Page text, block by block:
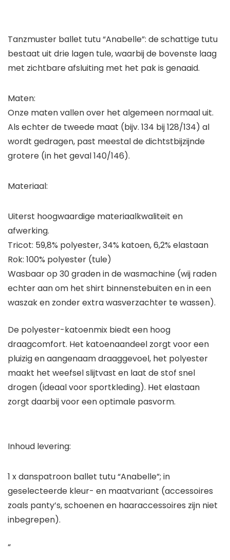
Tanzmuster ballet tutu “Anabelle”: de schattige tutu
bestaat uit drie lagen tule, waarbij de bovenste laag
met zichtbare afsluiting met het pak is genaaid.
Maten:
Onze maten vallen over het algemeen normaal uit.
Als echter de tweede maat (bijv. 134 bij 128/134) al
wordt gedragen, past meestal de dichtstbijzijnde
grotere (in het geval 140/146).
Materiaal:
Uiterst hoogwaardige materiaalkwaliteit en
afwerking.
Tricot: 59,8% polyester, 34% katoen, 6,2% elastaan
Rok: 100% polyester (tule)
Wasbaar op 30 graden in de wasmachine (wij raden
echter aan om het shirt binnenstebuiten en in een
waszak en zonder extra wasverzachter te wassen).
De polyester-katoenmix biedt een hoog
draagcomfort. Het katoenaandeel zorgt voor een
pluizig en aangenaam draaggevoel, het polyester
maakt het weefsel slijtvast en laat de stof snel
drogen (ideaal voor sportkleding). Het elastaan
zorgt daarbij voor een optimale pasvorm.
Inhoud levering:
1 x danspatroon ballet tutu “Anabelle”; in
geselecteerde kleur- en maatvariant (accessoires
zoals panty’s, schoenen en haaraccessoires zijn niet
inbegrepen).
“